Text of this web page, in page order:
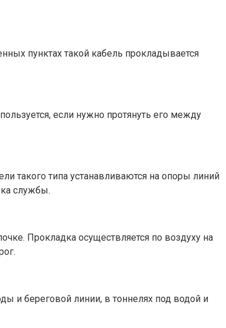
пунктах такой кабель прокладывается
если нужно протянуть его между
такого типа устанавливаются на опоры линий
службы.
Прокладка осуществляется по воздуху на
и береговой линии, в тоннелях под водой и